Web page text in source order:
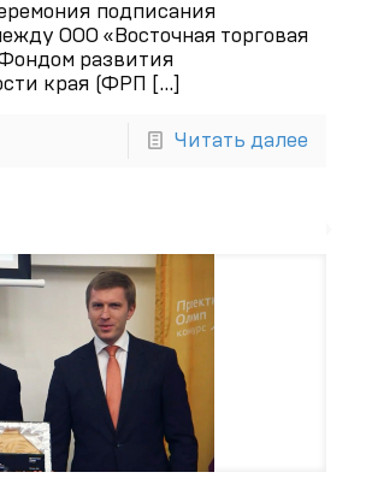
подписания
ООО «Восточная торговая
развития
края (ФРП […]
Читать далее